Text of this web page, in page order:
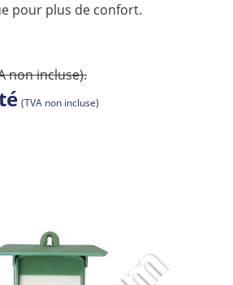
pour plus de confort.
non incluse).
(TVA non incluse)